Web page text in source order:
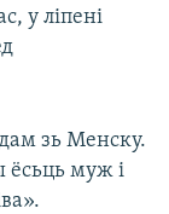
у ліпені
зь Менску.
муж і